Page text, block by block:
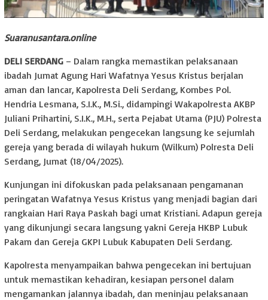
Suaranusantara.online
DELI SERDANG – Dalam rangka memastikan pelaksanaan
ibadah Jumat Agung Hari Wafatnya Yesus Kristus berjalan
aman dan lancar, Kapolresta Deli Serdang, Kombes Pol.
Hendria Lesmana, S.I.K., M.Si., didampingi Wakapolresta AKBP
Juliani Prihartini, S.I.K., M.H., serta Pejabat Utama (PJU) Polresta
Deli Serdang, melakukan pengecekan langsung ke sejumlah
gereja yang berada di wilayah hukum (Wilkum) Polresta Deli
Serdang, Jumat (18/04/2025).
Kunjungan ini difokuskan pada pelaksanaan pengamanan
peringatan Wafatnya Yesus Kristus yang menjadi bagian dari
rangkaian Hari Raya Paskah bagi umat Kristiani. Adapun gereja
yang dikunjungi secara langsung yakni Gereja HKBP Lubuk
Pakam dan Gereja GKPI Lubuk Kabupaten Deli Serdang.
Kapolresta menyampaikan bahwa pengecekan ini bertujuan
untuk memastikan kehadiran, kesiapan personel dalam
mengamankan jalannya ibadah, dan meninjau pelaksanaan